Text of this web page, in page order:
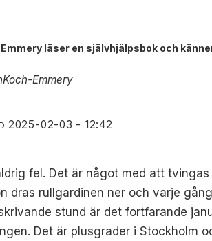
läser en självhjälpsbok och
Koch-Emmery
2025-02-03 - 12:42
fel. Det är något med att
dras rullgardinen ner och varje
stund är det fortfarande
Det är plusgrader i Stockholm